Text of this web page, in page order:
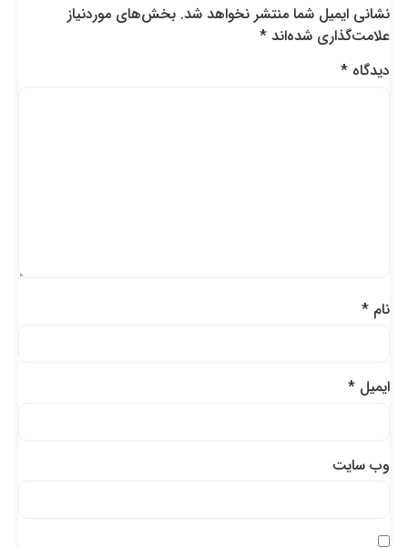
نشانی ایمیل شما منتشر نخواهد شد. بخش‌های موردنیاز
علامت‌گذاری شده‌اند*
دیدگاه*
نام*
ایمیل*
وب‌ سایت